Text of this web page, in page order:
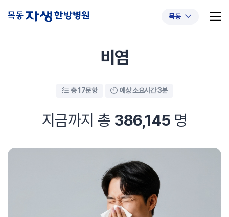
목동
#초음파약침 #척추압박골절
#추나요법
비염
총 17문항 예상 소요시간 3분
지금까지 총 386,145 명